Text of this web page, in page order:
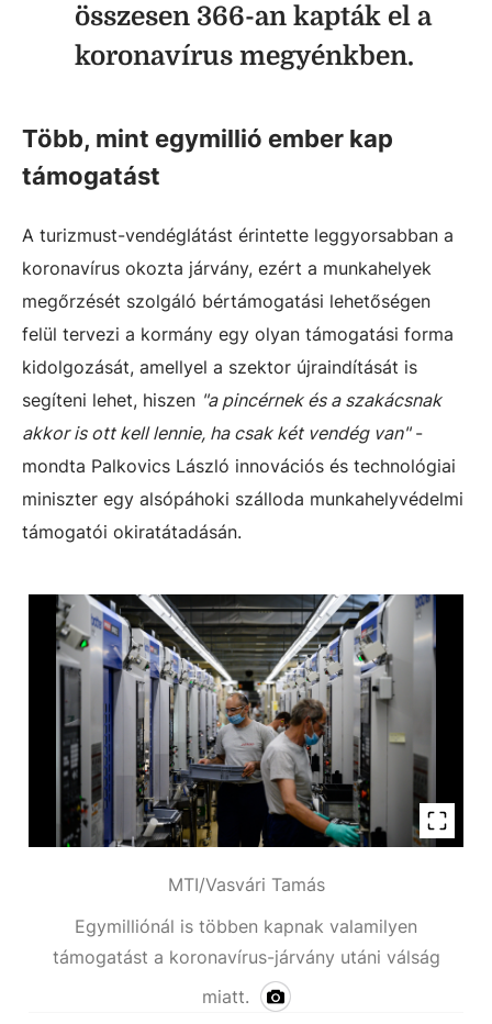
összesen 366-an kapták el a
koronavírus megyénkben.
Több, mint egymillió ember kap
támogatást
A turizmust-vendéglátást érintette leggyorsabban a
koronavírus okozta járvány, ezért a munkahelyek
megőrzését szolgáló bértámogatási lehetőségen
felül tervezi a kormány egy olyan támogatási forma
kidolgozását, amellyel a szektor újraindítását is
segíteni lehet, hiszen "a pincérnek és a szakácsnak
akkor is ott kell lennie, ha csak két vendég van"-
mondta Palkovics László innovációs és technológiai
miniszter egy alsópáhoki szálloda munkahelyvédelmi
támogatói okiratátadásán.
MTI/Vasvári Tamás
Egymilliónál is többen kapnak valamilyen
támogatást a koronavírus-járvány utáni válság
miatt.